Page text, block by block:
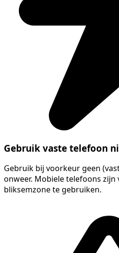
Gebruik vaste telefoon
Gebruik bij voorkeur geen
onweer. Mobiele telefoons zijn
bliksemzone te gebruiken.